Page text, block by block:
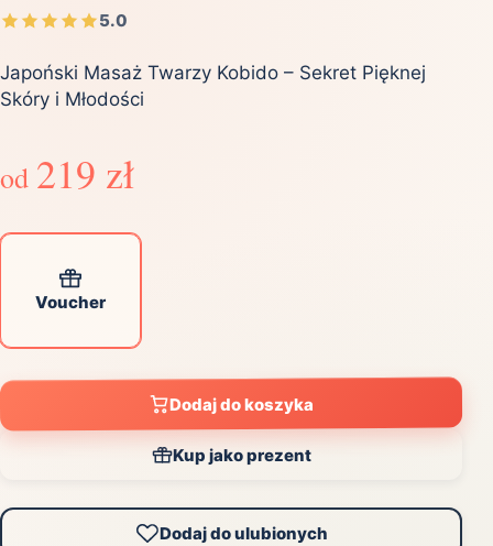
5.0
Japoński Masaż Twarzy Kobido – Sekret Pięknej
Skóry i Młodości
od 219 zł
Voucher
Dodaj do koszyka
Kup jako prezent
Dodaj do ulubionych